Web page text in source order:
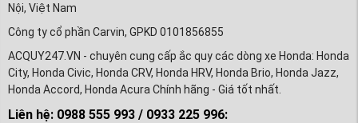
Nội, Việt Nam
Công ty cổ phần Carvin, GPKD 0101856855
ACQUY247.VN - chuyên cung cấp ắc quy các dòng xe Honda: Honda
City, Honda Civic, Honda CRV, Honda HRV, Honda Brio, Honda Jazz,
Honda Accord, Honda Acura Chính hãng - Giá tốt nhất.
Liên hệ: 0988 555 993 / 0933 225 996: